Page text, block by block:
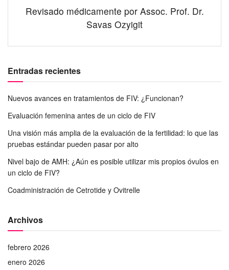
Revisado médicamente por Assoc. Prof. Dr.
Savas Ozyigit
Entradas recientes
Nuevos avances en tratamientos de FIV: ¿Funcionan?
Evaluación femenina antes de un ciclo de FIV
Una visión más amplia de la evaluación de la fertilidad: lo que las
pruebas estándar pueden pasar por alto
Nivel bajo de AMH: ¿Aún es posible utilizar mis propios óvulos en
un ciclo de FIV?
Coadministración de Cetrotide y Ovitrelle
Archivos
febrero 2026
enero 2026